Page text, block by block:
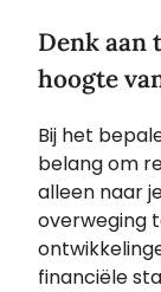
Denk aan
hoogte
Bij het
belang om
alleen naar
overweging
financiële